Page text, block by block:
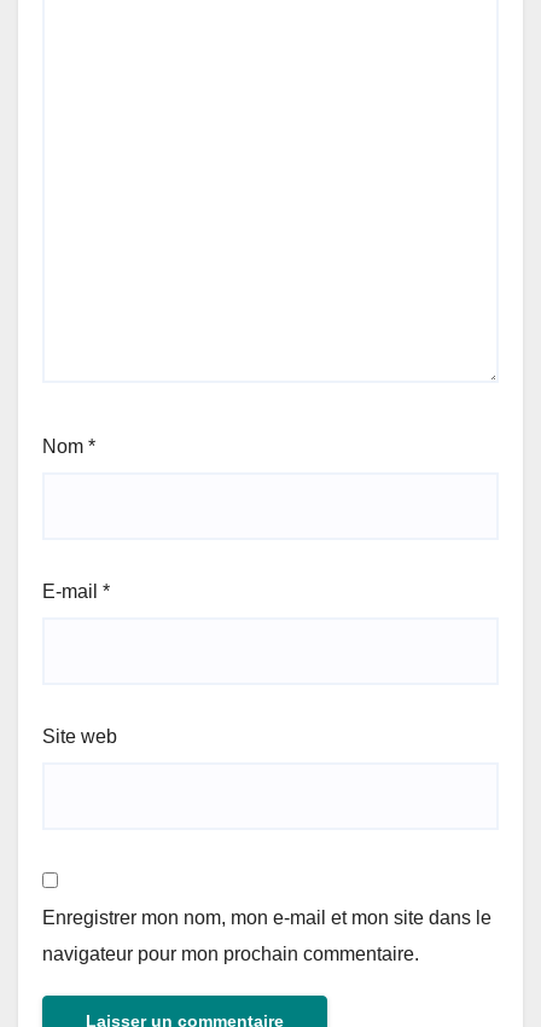
Nom *
E-mail *
Site web
Enregistrer mon nom, mon e-mail et mon site dans le
navigateur pour mon prochain commentaire.